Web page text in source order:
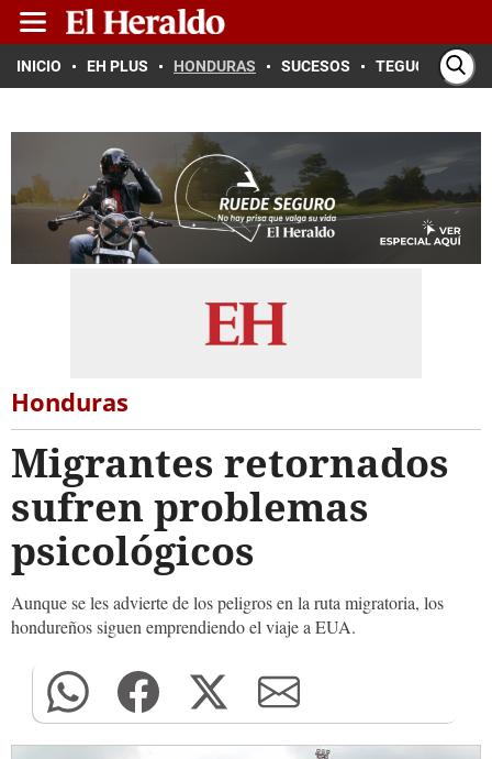
INICIO EH PLUS HONDURAS SUCESOS TEGUCIGALPA
Honduras
Migrantes retornados
sufren problemas
psicológicos
Aunque se les advierte de los peligros en la ruta migratoria, los
hondureños siguen emprendiendo el viaje a EUA.